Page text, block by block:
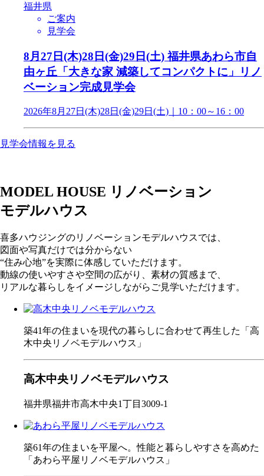
福井県
ご案内
見学会
8月27日(木)28日(金)29日(土) 福井県あわら市自
由ヶ丘「大きな家 減築してコンパクトに」リノ
ベーション完成見学会
2026年8月27日(木)28日(金)29日(土)｜10：00～16：00
見学会情報を見る
MODEL HOUSE リノベーション
モデルハウス
喜多ハウジングのリノベーションモデルハウスでは、
図面や写真だけでは分からない
“住み心地”を実際に体感していただけます。
動線の使いやすさや空間の広がり、素材の質感まで、
リアルな暮らしをイメージしながらご見学いただけます。
築41年の住まいを現代の暮らしに合わせて再生した「高
木中央リノベモデルハウス」
高木中央リノベモデルハウス
福井県福井市高木中央1丁目3009-1
築61年の住まいを平屋へ。性能と暮らしやすさを高めた
「あわら平屋リノベモデルハウス」